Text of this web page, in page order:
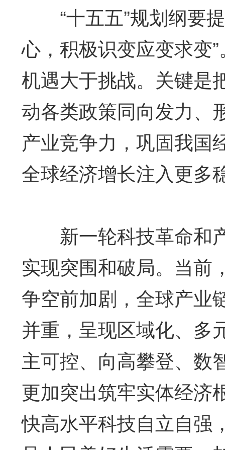
“十五五”规划纲要提
心，积极识变应变求变
机遇大于挑战。关键是
动各类政策同向发力、
产业竞争力，巩固我国
全球经济增长注入更多
新一轮科技革命和
实现突围和破局。当前
争空前加剧，全球产业
并重，呈现区域化、多
主可控、向高攀登、数
更加突出筑牢实体经济
快高水平科技自立自强